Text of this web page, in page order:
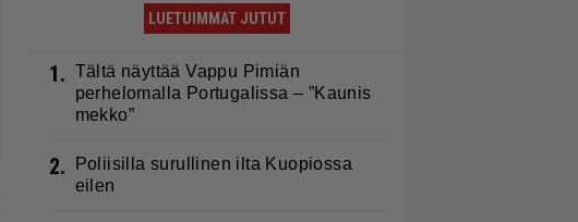
LUETUIMMAT JUTUT
1. Tältä näyttää Vappu Pimiän
perhelomalla Portugalissa – ”Kaunis
mekko”
2.
Poliisilla surullinen ilta Kuopiossa
eilen